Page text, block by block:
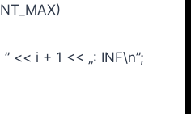
i + 1 << „: INF\n”;